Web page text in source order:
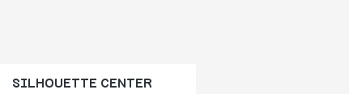
SILHOUETTE CENTER